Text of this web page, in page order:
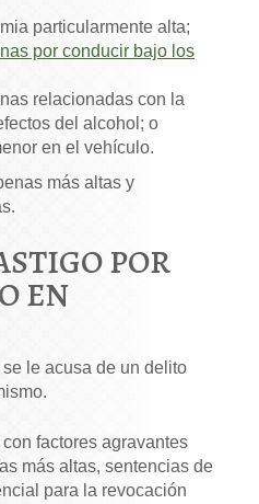
particularmente alta;
por conducir bajo los
relacionadas con la
del alcohol; o
en el vehículo.
más altas y
POR
EN
le acusa de un delito
factores agravantes
más altas, sentencias de
para la revocación